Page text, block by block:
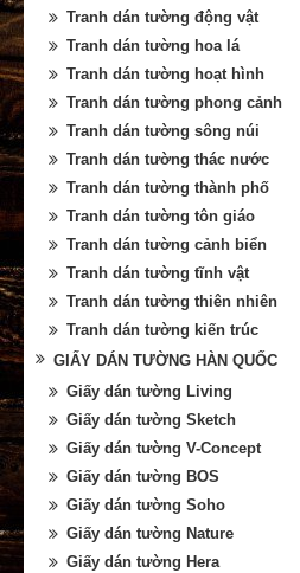
Tranh dán tường động vật
Tranh dán tường hoa lá
Tranh dán tường hoạt hình
Tranh dán tường phong cảnh
Tranh dán tường sông núi
Tranh dán tường thác nước
Tranh dán tường thành phố
Tranh dán tường tôn giáo
Tranh dán tường cảnh biển
Tranh dán tường tĩnh vật
Tranh dán tường thiên nhiên
Tranh dán tường kiến trúc
GIẤY DÁN TƯỜNG HÀN QUỐC
Giấy dán tường Living
Giấy dán tường Sketch
Giấy dán tường V-Concept
Giấy dán tường BOS
Giấy dán tường Soho
Giấy dán tường Nature
Giấy dán tường Hera